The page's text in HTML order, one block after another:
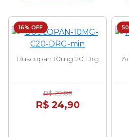
16% OFF
Buscopan 10mg 20 Drg
R$ 29,86
R$ 24,90